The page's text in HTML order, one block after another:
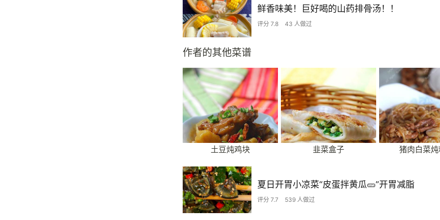
鲜香味美！巨好喝的山药排骨汤！！
评分 7.8 43 人做过
作者的其他菜谱
土豆炖鸡块 韭菜盒子 猪肉白菜
夏日开胃小凉菜“皮蛋拌黄瓜🥒”开胃减脂
评分 7.7 539 人做过